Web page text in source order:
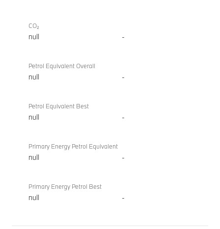
CO₂
null -
Petrol Equivalent Overall
null -
Petrol Equivalent Best
null -
Primary Energy Petrol Equivalent
null -
Primary Energy Petrol Best
null -